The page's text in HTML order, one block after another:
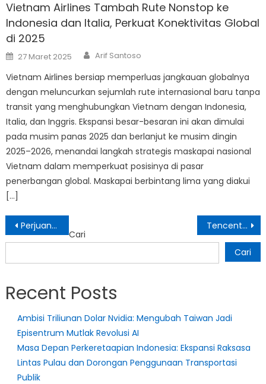
Vietnam Airlines Tambah Rute Nonstop ke
Indonesia dan Italia, Perkuat Konektivitas Global
di 2025
Posted
on
27 Maret 2025 Author
Arif Santoso
Vietnam Airlines bersiap memperluas jangkauan globalnya
dengan meluncurkan sejumlah rute internasional baru tanpa
transit yang menghubungkan Vietnam dengan Indonesia,
Italia, dan Inggris. Ekspansi besar-besaran ini akan dimulai
pada musim panas 2025 dan berlanjut ke musim dingin
2025–2026, menandai langkah strategis maskapai nasional
Vietnam dalam memperkuat posisinya di pasar
penerbangan global. Maskapai berbintang lima yang diakui
[…]
Navigasi
pos
Perjuangan Komunitas Adat di Belitung untuk Menjaga Tanah Warisan Tencent Cloud Berkolaborasi dengan BRI dan Hi Cloud Indonesia untuk Mendorong Inovasi Teknologi Perbankan
Cari
Cari
Recent Posts
Ambisi Triliunan Dolar Nvidia: Mengubah Taiwan Jadi
Episentrum Mutlak Revolusi AI
Masa Depan Perkeretaapian Indonesia: Ekspansi Raksasa
Lintas Pulau dan Dorongan Penggunaan Transportasi
Publik